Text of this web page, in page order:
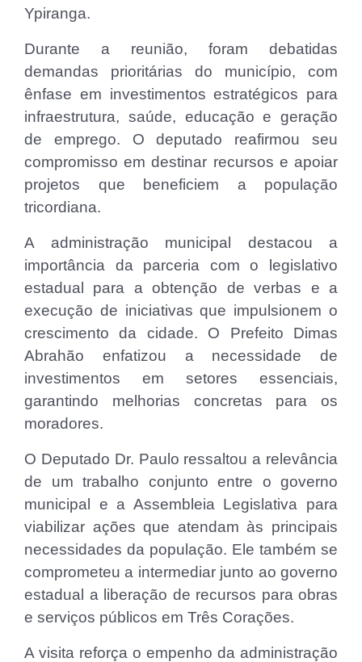
Ypiranga.
Durante a reunião, foram debatidas
demandas prioritárias do município, com
ênfase em investimentos estratégicos para
infraestrutura, saúde, educação e geração
de emprego. O deputado reafirmou seu
compromisso em destinar recursos e apoiar
projetos que beneficiem a população
tricordiana.
A administração municipal destacou a
importância da parceria com o legislativo
estadual para a obtenção de verbas e a
execução de iniciativas que impulsionem o
crescimento da cidade. O Prefeito Dimas
Abrahão enfatizou a necessidade de
investimentos em setores essenciais,
garantindo melhorias concretas para os
moradores.
O Deputado Dr. Paulo ressaltou a relevância
de um trabalho conjunto entre o governo
municipal e a Assembleia Legislativa para
viabilizar ações que atendam às principais
necessidades da população. Ele também se
comprometeu a intermediar junto ao governo
estadual a liberação de recursos para obras
e serviços públicos em Três Corações.
A visita reforça o empenho da administração